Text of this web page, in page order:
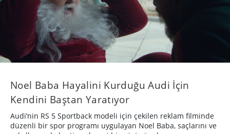
8 yıl önce · 13
Bigumigu
Yaratıcı bünyeler için günlük besin kaynağı